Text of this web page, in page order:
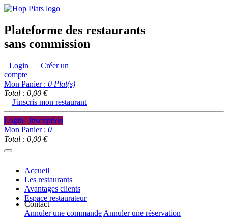
Plateforme des restaurants
sans commission
Login
Créer un
compte
Mon Panier : 0 Plat(s)
Total : 0,00 €
J'inscris mon restaurant
Login | Inscription
Mon Panier : 0
Total : 0,00 €
Accueil
Les restaurants
Avantages clients
Espace restaurateur
Contact
Annuler une commande Annuler une réservation